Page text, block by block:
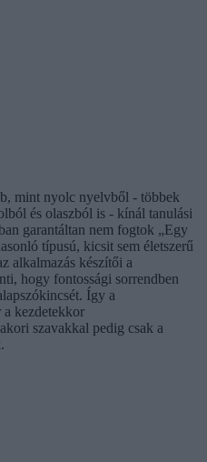
mint nyolc nyelvből - többek
és olaszból is - kínál tanulási
garantáltan nem fogtok „Egy
típusú, kicsit sem életszerű
alkalmazás készítői a
hogy fontossági sorrendben
Így a
a kezdetekkor
szavakkal pedig csak a